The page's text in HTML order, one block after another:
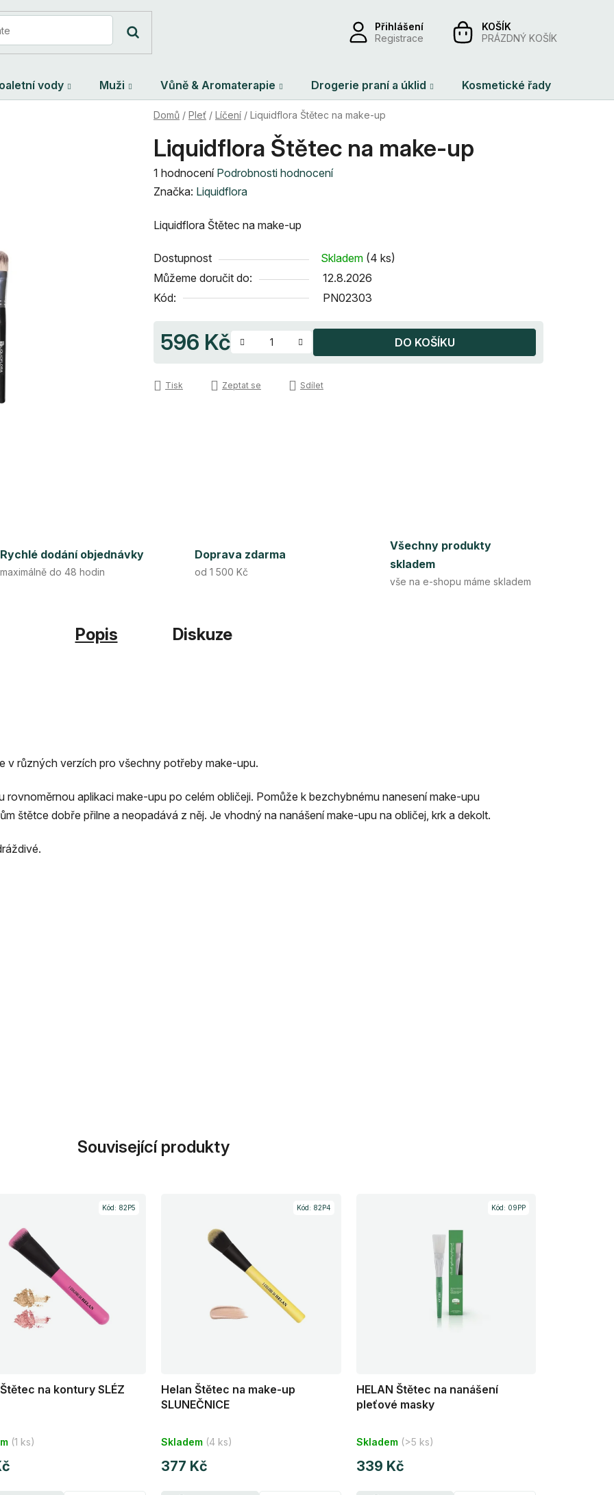
Přihlášení
Registrace
NÁKUPNÍPRÁZDNÝ KOŠÍK
vody Muži Vůně & Aromaterapie Drogerie praní a úklid Kosmetické řady
Domů / Pleť / Líčení / Liquidflora Štětec na make-up
Liquidflora Štětec na make-up
Průměrné
hodnocení
je
z
5
hvězdiček.
1 hodnocení Podrobnosti hodnocení
Značka: Liquidflora
Liquidflora Štětec na make-up
Dostupnost Skladem (4 ks)
Můžeme doručit do:
12.8.2026
Kód:
PN02303
596 Kč DO KOŠÍKU
Tisk Zeptat se Sdílet
Rychlé dodání objednávky
maximálně do 48 hodin
Doprava zdarma
od 1 500 Kč
Všechny produkty
skladem
vše na e-shopu máme skladem
Popis Diskuze
v různých verzích pro všechny potřeby make-upu.
rovnoměrnou aplikaci make-upu po celém obličeji. Pomůže k bezchybnému nanesení make-upu
štětce dobře přilne a neopadává z něj. Je vhodný na nanášení make-upu na obličej, krk a dekolt.
Související produkty
na kontury SLÉZ
(1 ks)
Kód: 82P5
Helan Štětec na make-up
SLUNEČNICE
hodnocení
produktu
Skladem (4 ks)
377 Kč
Kód: 82P4
HELAN Štětec na nanášení
pleťové masky
hodnocení
produktu
Skladem (>5 ks)
339 Kč
Kód: 09PP